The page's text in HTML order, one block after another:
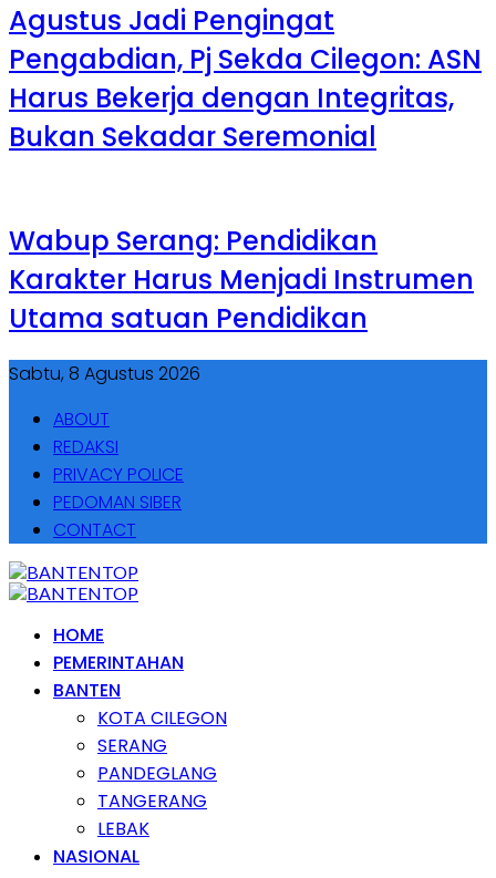
Agustus Jadi Pengingat
Pengabdian, Pj Sekda Cilegon: ASN
Harus Bekerja dengan Integritas,
Bukan Sekadar Seremonial
Wabup Serang: Pendidikan
Karakter Harus Menjadi Instrumen
Utama satuan Pendidikan
Sabtu, 8 Agustus 2026
ABOUT
REDAKSI
PRIVACY POLICE
PEDOMAN SIBER
CONTACT
HOME
PEMERINTAHAN
BANTEN
KOTA CILEGON
SERANG
PANDEGLANG
TANGERANG
LEBAK
NASIONAL